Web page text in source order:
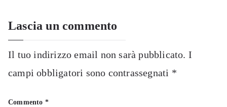
Lascia un commento
Il tuo indirizzo email non sarà pubblicato. I
campi obbligatori sono contrassegnati *
Commento *